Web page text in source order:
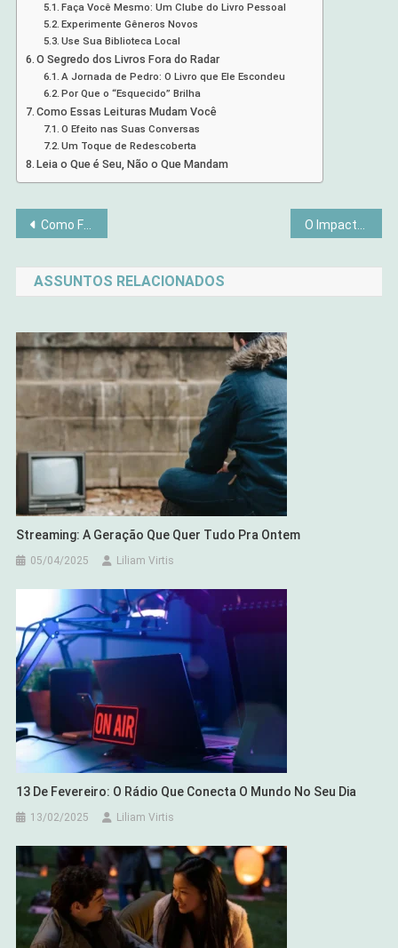
Faça Você Mesmo: Um Clube do Livro Pessoal
Experimente Gêneros Novos
Use Sua Biblioteca Local
O Segredo dos Livros Fora do Radar
A Jornada de Pedro: O Livro que Ele Escondeu
Por Que o “Esquecido” Brilha
Como Essas Leituras Mudam Você
O Efeito nas Suas Conversas
Um Toque de Redescoberta
Leia o Que é Seu, Não o Que Mandam
Navegação
de
Post
Como Filmes e Músicas Estão Educando uma Nova Geração O Impacto das Comunidades Online no Bem-Estar
ASSUNTOS RELACIONADOS
Streaming: A Geração Que Quer Tudo Pra Ontem
05/04/2025 Liliam Virtis
13 De Fevereiro: O Rádio Que Conecta O Mundo No Seu Dia
13/02/2025 Liliam Virtis